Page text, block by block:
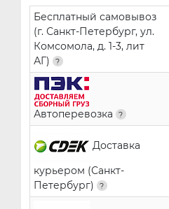
Бесплатный самовывоз
(г. Санкт-Петербург, ул.
Комсомола, д. 1-3, лит
АГ)
Автоперевозка
Доставка
курьером (Санкт-
Петербург)